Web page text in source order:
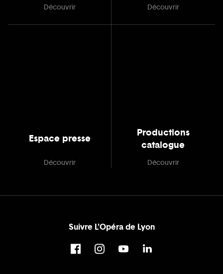
Découvrir Découvrir
Espace presse
Découvrir
Productions
catalogue
Découvrir
Suivre L'Opéra de Lyon